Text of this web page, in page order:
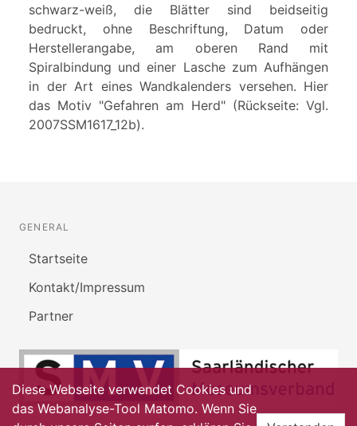
schwarz-weiß, die Blätter sind beidseitig
bedruckt, ohne Beschriftung, Datum oder
Herstellerangabe, am oberen Rand mit
Spiralbindung und einer Lasche zum Aufhängen
in der Art eines Wandkalenders versehen. Hier
das Motiv "Gefahren am Herd" (Rückseite: Vgl.
2007SSM1617_12b).
GENERAL
Startseite
Kontakt/Impressum
Partner
Diese Webseite verwendet Cookies und
das Webanalyse-Tool Matomo. Wenn Sie